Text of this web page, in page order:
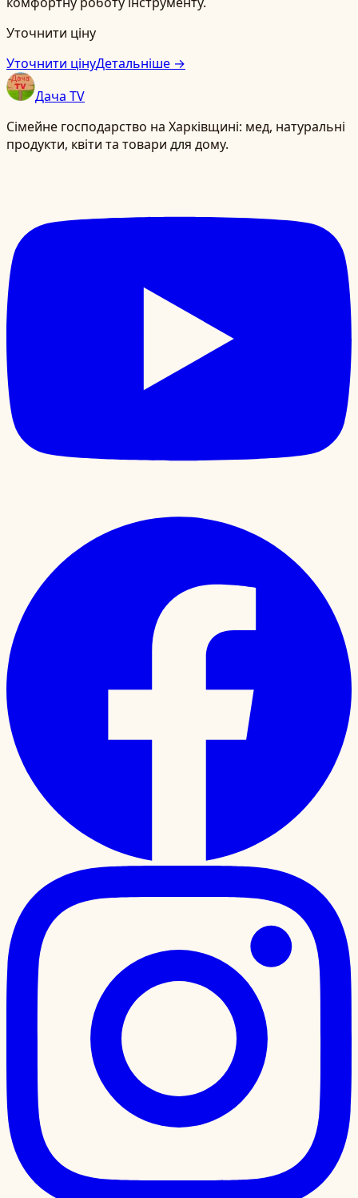
Уточнити ціну
Уточнити цінуДетальніше →
Дача TV
Сімейне господарство на Харківщині: мед, натуральні
продукти, квіти та товари для дому.